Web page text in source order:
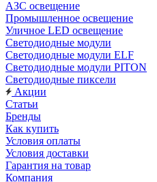
АЗС освещение
Промышленное освещение
Уличное LED освещение
Светодиодные модули
Светодиодные модули ELF
Светодиодные модули PITON
Светодиодные пиксели
Акции
Статьи
Бренды
Как купить
Условия оплаты
Условия доставки
Гарантия на товар
Компания